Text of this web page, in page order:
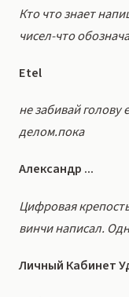
Кто что знает
чисел-что
Etel
не забивай
делом.пока
Александр ...
Цифровая
винчи написал.
Личный Кабинет